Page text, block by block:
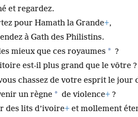
et regardez.
pour Hamath la Grande+,
à Gath des Philistins.
mieux que ces royaumes * ?
est-il plus grand que le vôtre ?
chassez de votre esprit le jour
un règne * de violence+ ?
des lits d’ivoire+ et mollement